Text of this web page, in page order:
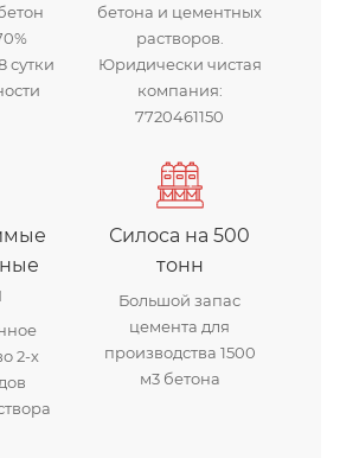
сутки
бетона и цементных
растворов.
Юридически чистая
компания:
7720461150
2-х
Силоса на 500
тонн
Большой запас
цемента для
производства 1500
м3 бетона